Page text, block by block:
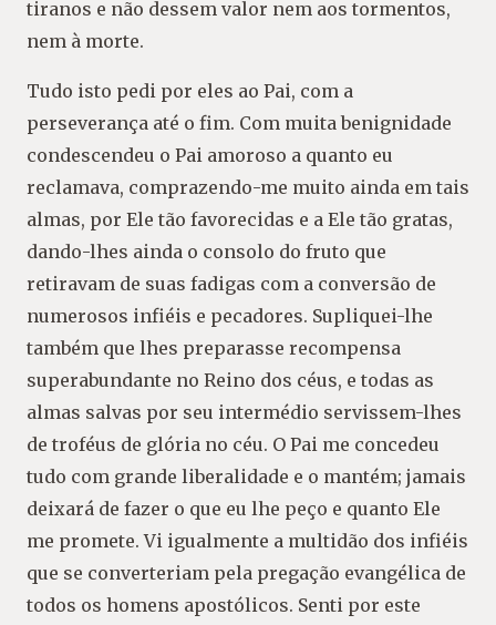
tiranos e não dessem valor nem aos tormentos,
nem à morte.
Tudo isto pedi por eles ao Pai, com a
perseverança até o fim. Com muita benignidade
condescendeu o Pai amoroso a quanto eu
reclamava, comprazendo-me muito ainda em tais
almas, por Ele tão favorecidas e a Ele tão gratas,
dando-lhes ainda o consolo do fruto que
retiravam de suas fadigas com a conversão de
numerosos infiéis e pecadores. Supliquei-lhe
também que lhes preparasse recompensa
superabundante no Reino dos céus, e todas as
almas salvas por seu intermédio servissem-lhes
de troféus de glória no céu. O Pai me concedeu
tudo com grande liberalidade e o mantém; jamais
deixará de fazer o que eu lhe peço e quanto Ele
me promete. Vi igualmente a multidão dos infiéis
que se converteriam pela pregação evangélica de
todos os homens apostólicos. Senti por este